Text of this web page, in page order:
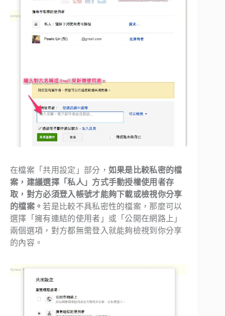
在檔案「共用設定」部分， 如果是比較私密的檔
案，建議選擇「私人」方式手動授權使用者存
取，對方必須登入帳號才能夠下載或檢視你分享
的檔案。若是比較不具私密性的檔案，那麼可以
選擇「擁有連結的使用者」或「公開在網路上」
兩個選項，對方都無需登入就能夠檢視到你分享
的內容。